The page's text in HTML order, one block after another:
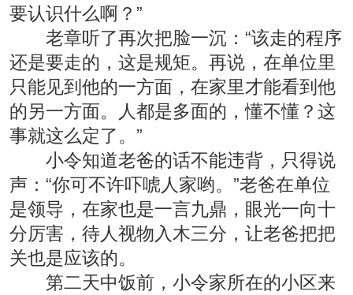
要认识什么啊？”
老章听了再次把脸一沉：“该走的程序
还是要走的，这是规矩。再说，在单位里
只能见到他的一方面，在家里才能看到他
的另一方面。人都是多面的，懂不懂？这
事就这么定了。”
小令知道老爸的话不能违背，只得说
声：“你可不许吓唬人家哟。”老爸在单位
是领导，在家也是一言九鼎，眼光一向十
分厉害，待人视物入木三分，让老爸把把
关也是应该的。
第二天中饭前，小令家所在的小区来